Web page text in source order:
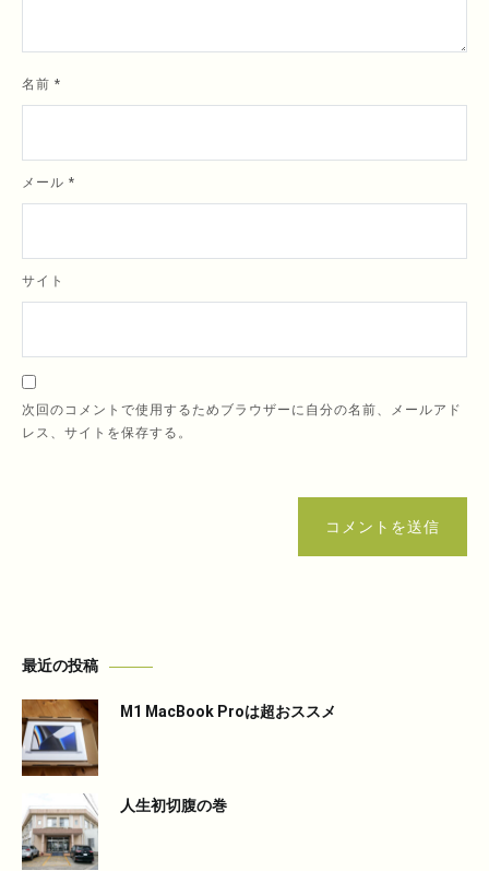
名前 *
メール *
サイト
次回のコメントで使用するためブラウザーに自分の名前、メールアド
レス、サイトを保存する。
コメントを送信
最近の投稿
M1 MacBook Proは超おススメ
人生初切腹の巻